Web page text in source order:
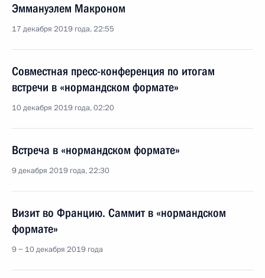
Эммануэлем Макроном
17 декабря 2019 года, 22:55
Совместная пресс-конференция по итогам
встречи в «нормандском формате»
10 декабря 2019 года, 02:20
Встреча в «нормандском формате»
9 декабря 2019 года, 22:30
Визит во Францию. Саммит в «нормандском
формате»
9 − 10 декабря 2019 года